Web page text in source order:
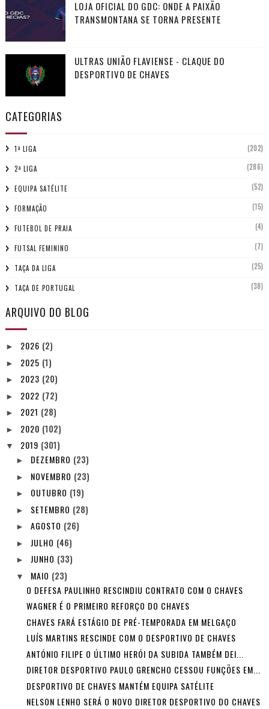
LOJA OFICIAL DO GDC: ONDE A PAIXÃO
TRANSMONTANA SE TORNA PRESENTE
ULTRAS UNIÃO FLAVIENSE - CLAQUE DO
DESPORTIVO DE CHAVES
CATEGORIAS
1ª LIGA (202)
2ª LIGA (286)
EQUIPA SATÉLITE (52)
FORMAÇÃO (15)
FUTEBOL DE PRAIA (4)
FUTSAL FEMININO (7)
TAÇA DA LIGA (25)
TAÇA DE PORTUGAL (38)
ARQUIVO DO BLOG
► 2026 (2)
► 2025 (1)
► 2023 (20)
► 2022 (72)
► 2021 (28)
► 2020 (102)
▼ 2019 (301)
► DEZEMBRO (23)
► NOVEMBRO (23)
► OUTUBRO (19)
► SETEMBRO (28)
► AGOSTO (26)
► JULHO (46)
► JUNHO (33)
▼ MAIO (23)
O DEFESA PAULINHO RESCINDIU CONTRATO COM O CHAVES
WAGNER É O PRIMEIRO REFORÇO DO CHAVES
CHAVES FARÁ ESTÁGIO DE PRÉ-TEMPORADA EM MELGAÇO
LUÍS MARTINS RESCINDE COM O DESPORTIVO DE CHAVES
ANTÓNIO FILIPE O ÚLTIMO HERÓI DA SUBIDA TAMBÉM DEI...
DIRETOR DESPORTIVO PAULO GRENCHO CESSOU FUNÇÕES EM...
DESPORTIVO DE CHAVES MANTÉM EQUIPA SATÉLITE
NELSON LENHO SERÁ O NOVO DIRETOR DESPORTIVO DO CHAVES